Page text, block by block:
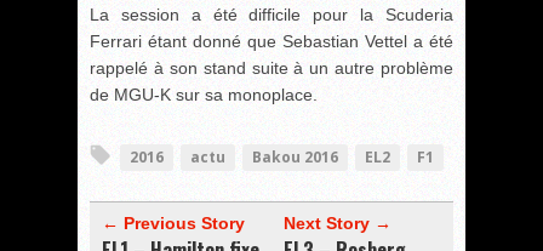
La session a été difficile pour la Scuderia
Ferrari étant donné que Sebastian Vettel a été
rappelé à son stand suite à un autre problème
de MGU-K sur sa monoplace.
2016 actu Bakou 2016 EL2 F1
← Previous Story Next Story →